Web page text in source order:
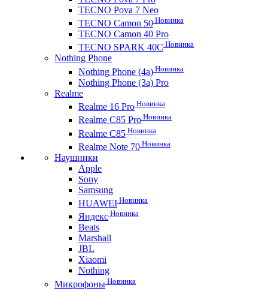
TECNO Pova 7 Neo
TECNO Camon 50 Новинка
TECNO Camon 40 Pro
TECNO SPARK 40C Новинка
Nothing Phone
Nothing Phone (4a) Новинка
Nothing Phone (3a) Pro
Realme
Realme 16 Pro Новинка
Realme C85 Pro Новинка
Realme C85 Новинка
Realme Note 70 Новинка
Наушники
Apple
Sony
Samsung
HUAWEI Новинка
Яндекс Новинка
Beats
Marshall
JBL
Xiaomi
Nothing
Микрофоны Новинка